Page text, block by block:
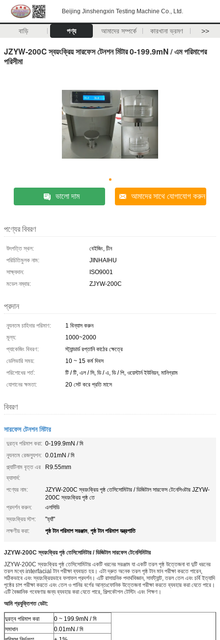
Beijing Jinshengxin Testing Machine Co., Ltd.
বাড়ি পণ্য আমাদের সম্পর্কে কারখানা ভ্রমণ >>
JZYW-200C স্বয়ংক্রিয় সারফেস টেনশন মিটার 0-199.9mN / এম পরিমাপের
পরিসীমা
ভালো দাম আমাদের সাথে যোগাযোগ করুন
পণ্যের বিবরণ
উৎপত্তি স্থল:
বেইজিং, চীন
পরিচিতিমুলক নাম:
JINHAIHU
সাক্ষ্যদান:
ISO9001
মডেল নম্বার:
ZJYW-200C
প্রদান
ন্যূনতম চাহিদার পরিমাণ:
1 বিন্যাস করুন
মূল্য:
1000~2000
প্যাকেজিং বিবরণ:
স্ট্যান্ডার্ড রপ্তানি কাঠের ক্ষেত্রে
ডেলিভারি সময়:
10 ~ 15 কর্ম দিবস
পরিশোধের শর্ত:
টি / টি, এল / সি, ডি / এ, ডি / পি, ওয়েস্টার্ন ইউনিয়ন, মানিগ্রাম
যোগানের ক্ষমতা:
20 সেট করে প্রতি মাসে
বিবরণ
সারফেস টেনশন মিটার
দুরত্ব পরিমাপ করা: 0-199.9mN / মি
ন্যূনতম রেজল্যুশন: 0.01mN / মি
প্ল্যাটিনাম বৃত্ত এর
ব্যাসার্ধ:
R9.55mm
পণ্যের নাম:
JZYW-200C স্বয়ংক্রিয় পৃষ্ঠ তেসিসোমিটার / ডিজিটাল সারফেস টেনেসিওটার JZYW-
200C স্বয়ংক্রিয় পৃষ্ঠ তে
প্রদর্শন করুন:
এলসিডি
স্বয়ংক্রিয় স্টপ:
"হ্যাঁ"
লক্ষণীয় করা:
পৃষ্ঠ টান পরিমাপ সরঞ্জাম, পৃষ্ঠ টান পরিমাপ যন্ত্রপাতি
JZYW-200C স্বয়ংক্রিয় পৃষ্ঠ তেসিসোমিটার / ডিজিটাল সারফেস টেনেসিমিটার
JZYW-200C স্বয়ংক্রিয় পৃষ্ঠ তেসিসোমিটার একটি ধরনের সরঞ্জাম যা একটি তরল পৃষ্ঠ উত্তেজনা বা দুটি ধরনের
তরল মধ্যে interfacial টান পরীক্ষা ব্যবহৃত হয়। এটা দ্রুত অনেক তরল পৃষ্ঠ টান মান পরীক্ষা করতে পারেন,
সঠিকভাবে এবং স্বয়ংক্রিয়ভাবে ফলাফল প্রদর্শন। এটি রাসায়নিক পদার্থবিজ্ঞান, সার্ফট্যান্ট, তরল তেল এবং চর্বি ইত্যাদি
পৃষ্ঠের চাপ পরীক্ষা করতে এবং তেল ও পানির বর্গের আন্তঃফোনিক উত্তেজনা পরীক্ষা করতে ব্যবহার করা যেতে পারে।
এটি বৈজ্ঞানিক গবেষণার জন্য ব্যবহার করা যেতে পারে, শিল্পকৌশল টেস্টিং এবং শিক্ষণ।
আমি প্রযুক্তিগত ডেটা:
দুরত্ব পরিমাপ করা
0 ~ 199.9mN / মি
সমাধান
0.01mN / মি